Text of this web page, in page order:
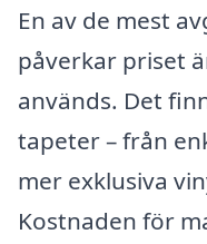
En av de mest
påverkar priset
används. Det
tapeter – från
mer exklusiva
Kostnaden för